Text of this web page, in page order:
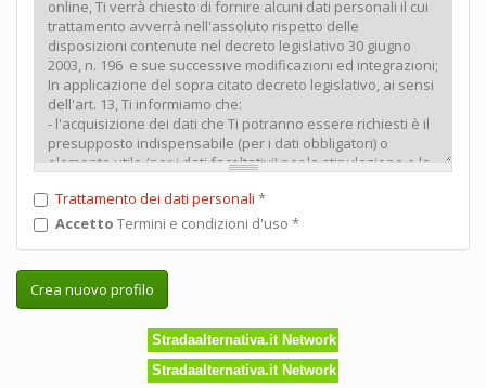
Trattamento dei dati personali *
Accetto Termini e condizioni d'uso *
Crea nuovo profilo
Stradaalternativa.it Network
Stradaalternativa.it Network